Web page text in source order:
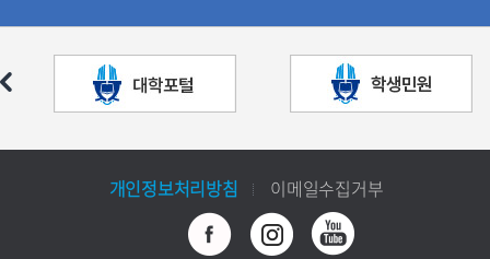
개인정보처리방침 이메일수집거부